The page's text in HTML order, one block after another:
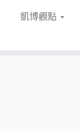
凱博觀點